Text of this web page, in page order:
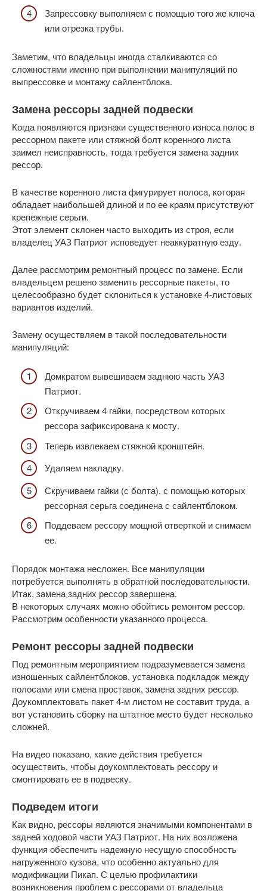
Запрессовку выполняем с помощью того же ключа
или отрезка трубы.
Заметим, что владельцы иногда сталкиваются со
сложностями именно при выполнении манипуляций по
выпрессовке и монтажу сайлентблока.
Замена рессоры задней подвески
Когда появляются признаки существенного износа полос в
рессорном пакете или стяжной болт коренного листа
заимел неисправность, тогда требуется замена задних
рессор.
В качестве коренного листа фигурирует полоса, которая
обладает наибольшей длиной и по ее краям присутствуют
крепежные серьги.
Этот элемент склонен часто выходить из строя, если
владелец УАЗ Патриот исповедует неаккуратную езду.
Далее рассмотрим ремонтный процесс по замене. Если
владельцем решено заменить рессорные пакеты, то
целесообразно будет склониться к установке 4-листовых
вариантов изделий.
Замену осуществляем в такой последовательности
манипуляций:
Домкратом вывешиваем заднюю часть УАЗ
Патриот.
Откручиваем 4 гайки, посредством которых
рессора зафиксирована к мосту.
Теперь извлекаем стяжной кронштейн.
Удаляем накладку.
Скручиваем гайки (с болта), с помощью которых
рессорная серьга соединена с сайлентблоком.
Поддеваем рессору мощной отверткой и снимаем
ее.
Порядок монтажа несложен. Все манипуляции
потребуется выполнять в обратной последовательности.
Итак, замена задних рессор завершена.
В некоторых случаях можно обойтись ремонтом рессор.
Рассмотрим особенности указанного процесса.
Ремонт рессоры задней подвески
Под ремонтным мероприятием подразумевается замена
изношенных сайлентблоков, установка подкладок между
полосами или смена проставок, замена задних рессор.
Доукомплектовать пакет 4-м листом не составит труда, а
вот установить сборку на штатное место будет несколько
сложней.
На видео показано, какие действия требуется
осуществить, чтобы доукомплектовать рессору и
смонтировать ее в подвеску.
Подведем итоги
Как видно, рессоры являются значимыми компонентами в
задней ходовой части УАЗ Патриот. На них возложена
функция обеспечить надежную несущую способность
нагруженного кузова, что особенно актуально для
модификации Пикап. С целью профилактики
возникновения проблем с рессорами от владельца